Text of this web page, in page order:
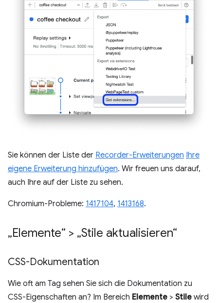
Sie können der Liste der Recorder-Erweiterungen Ihre
eigene Erweiterung hinzufügen. Wir freuen uns darauf,
auch Ihre auf der Liste zu sehen.
Chromium-Probleme: 1417104, 1413168.
„Elemente“ > „Stile aktualisieren“
CSS-Dokumentation
Wie oft am Tag sehen Sie sich die Dokumentation zu
CSS-Eigenschaften an? Im Bereich Elemente > Stile wird